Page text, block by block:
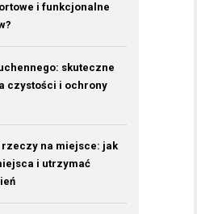
i funkcjonalne
skuteczne
czystości i ochrony
rzeczy na miejsce: jak
i utrzymać